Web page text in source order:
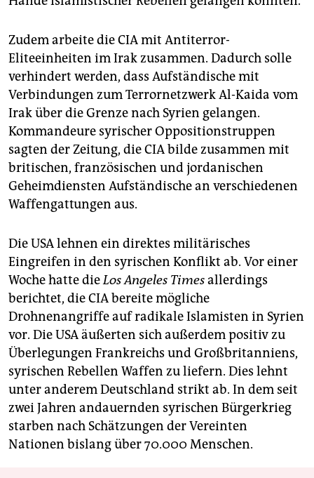
Zudem arbeite die CIA mit Antiterror-
Eliteeinheiten im Irak zusammen. Dadurch solle
verhindert werden, dass Aufständische mit
Verbindungen zum Terrornetzwerk Al-Kaida vom
Irak über die Grenze nach Syrien gelangen.
Kommandeure syrischer Oppositionstruppen
sagten der Zeitung, die CIA bilde zusammen mit
britischen, französischen und jordanischen
Geheimdiensten Aufständische an verschiedenen
Waffengattungen aus.
Die USA lehnen ein direktes militärisches
Eingreifen in den syrischen Konflikt ab. Vor einer
Woche hatte dieLos Angeles Timesallerdings
berichtet, die CIA bereite mögliche
Drohnenangriffe auf radikale Islamisten in Syrien
vor. Die USA äußerten sich außerdem positiv zu
Überlegungen Frankreichs und Großbritanniens,
syrischen Rebellen Waffen zu liefern. Dies lehnt
unter anderem Deutschland strikt ab. In dem seit
zwei Jahren andauernden syrischen Bürgerkrieg
starben nach Schätzungen der Vereinten
Nationen bislang über 70.000 Menschen.